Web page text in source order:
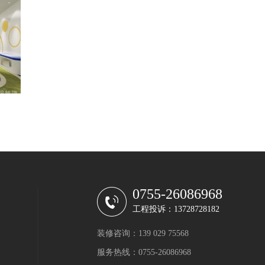
0755-26086968
工程投诉：13728728182
装修咨询：139 029 75568
服务热线：0755-26086968